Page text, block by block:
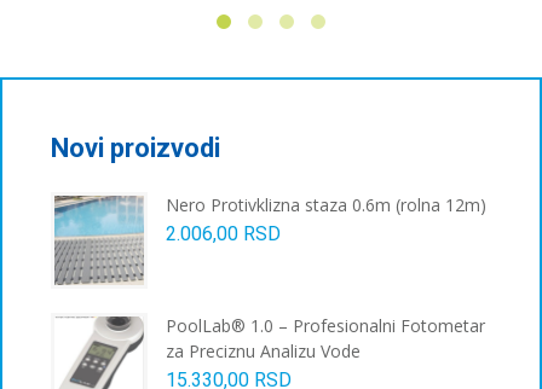
бити
изабране
на
страници
производа.
Novi proizvodi
Nero Protivklizna staza 0.6m (rolna 12m)
2.006,00 RSD
PoolLab® 1.0 – Profesionalni Fotometar
za Preciznu Analizu Vode
15.330,00 RSD